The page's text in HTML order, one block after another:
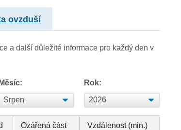
ovzduší
a další důležité informace pro každý den v
Měsíc: Rok:
Ozářená část Vzdálenost (min.)